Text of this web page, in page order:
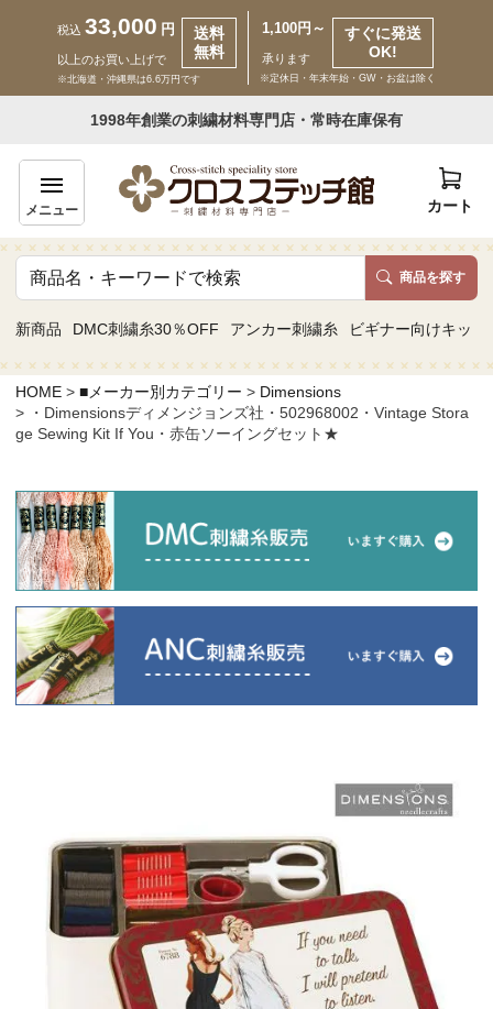
税込 33,000 円
以上のお買い上げで
送料
無料
※北海道・沖縄県は6.6万円です
1,100円～
承ります
すぐに発送
OK!
※定休日・年末年始・GW・お盆は除く
1998年創業の刺繍材料専門店・常時在庫保有
メニュー カート
商品を探す
新商品 DMC刺繍糸30％OFF アンカー刺繍糸 ビギナー向けキット
いらっしゃいませ ゲスト 様
商品一覧
カテゴリーから探す
取り扱いブランドから探す
当店について
よくあるご質問
ご利用ガイド
新規会員登録
会員規約について
特定商取引法について
HOME ■メーカー別カテゴリー
Dimensions
・Dimensionsディメンジョンズ社・502968002・Vintage Stora
ge Sewing Kit If You・赤缶ソーイングセット★